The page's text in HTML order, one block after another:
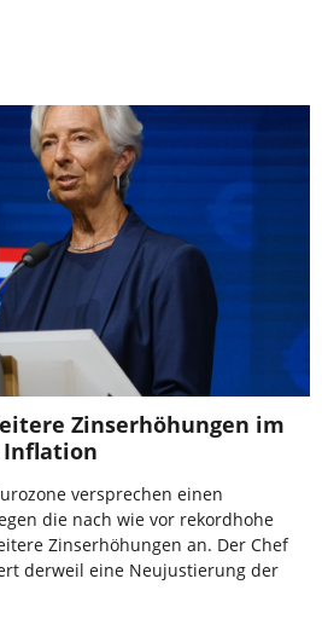
Zinserhöhungen im
Inflation
versprechen einen
die nach wie vor rekordhohe
Zinserhöhungen an. Der Chef
derweil eine Neujustierung der